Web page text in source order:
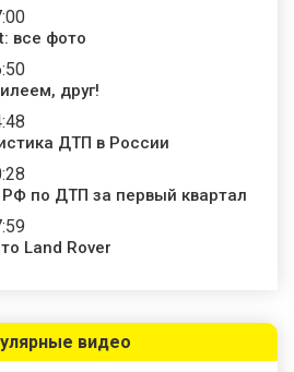
все фото
друг!
ДТП в России
РФ по ДТП за первый квартал
Land Rover
видео